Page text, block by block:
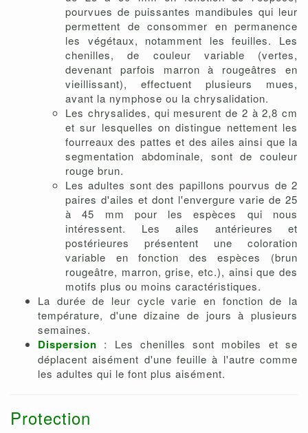
pourvues de puissantes mandibules qui leur
permettent de consommer en permanence
les végétaux, notamment les feuilles. Les
chenilles, de couleur variable (vertes,
devenant parfois marron à rougeâtres en
vieillissant), effectuent plusieurs mues,
avant la nymphose ou la chrysalidation.
Les chrysalides, qui mesurent de 2 à 2,8 cm
et sur lesquelles on distingue nettement les
fourreaux des pattes et des ailes ainsi que la
segmentation abdominale, sont de couleur
rouge brun.
Les adultes sont des papillons pourvus de 2
paires d'ailes et dont l'envergure varie de 25
à 45 mm pour les espèces qui nous
intéressent. Les ailes antérieures et
postérieures présentent une coloration
variable en fonction des espèces (brun
rougeâtre, marron, grise, etc.), ainsi que des
motifs plus ou moins caractéristiques.
La durée de leur cycle varie en fonction de la
température, d'une dizaine de jours à plusieurs
semaines.
Dispersion : Les chenilles sont mobiles et se
déplacent aisément d'une feuille à l'autre comme
les adultes qui le font plus aisément.
Protection